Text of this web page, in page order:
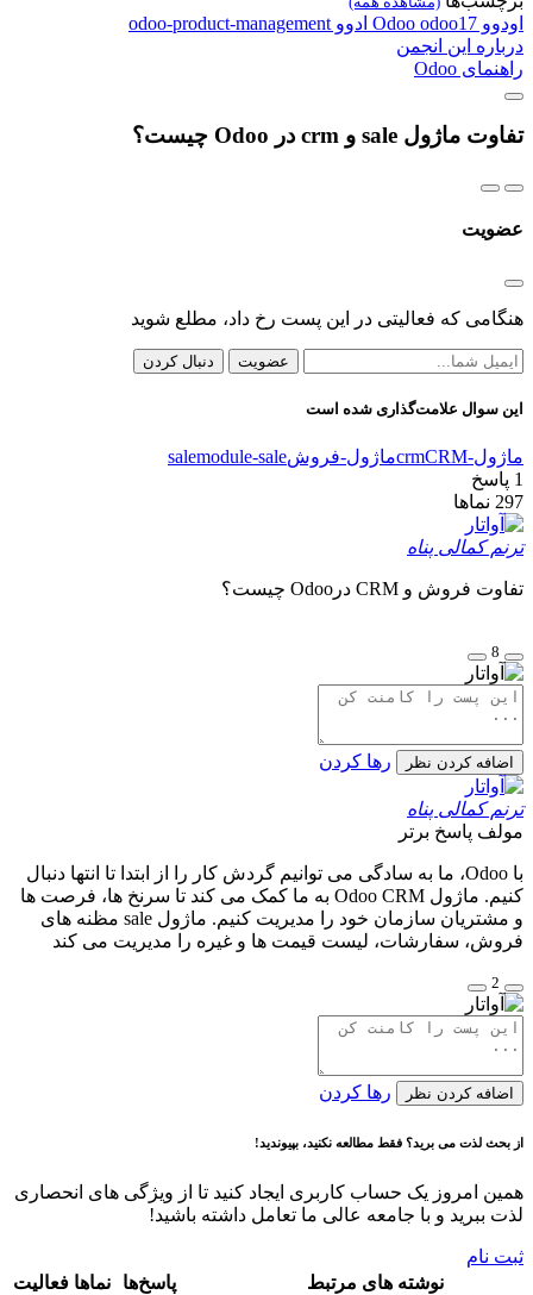
اودوو Odoo odoo17 ادوو odoo-product-management
درباره این انجمن
راهنمای Odoo
تفاوت ماژول sale و crm در Odoo چیست؟
عضویت
هنگامی که فعالیتی در این پست رخ داد، مطلع شوید
عضویت دنبال کردن
این سوال علامت‌گذاری شده است
ماژول-crmCRM ماژول-فروش salemodule-sale
1 پاسخ
297 نماها
ترنم کمالی پناه
تفاوت فروش و CRM درOdoo چیست؟
8
اضافه کردن نظر رها کردن
ترنم کمالی پناه
مولف پاسخ برتر
با Odoo، ما به سادگی می توانیم گردش کار را از ابتدا تا انتها دنبال
کنیم. ماژول Odoo CRM به ما کمک می کند تا سرنخ ها، فرصت ها
و مشتریان سازمان خود را مدیریت کنیم. ماژول sale مظنه های
فروش، سفارشات، لیست قیمت ها و غیره را مدیریت می کند
2
اضافه کردن نظر رها کردن
از بحث لذت می برید؟ فقط مطالعه نکنید، بپیوندید!
همین امروز یک حساب کاربری ایجاد کنید تا از ویژگی های انحصاری
لذت ببرید و با جامعه عالی ما تعامل داشته باشید!
ثبت نام
نوشته های مرتبط
پاسخ‌ها نماها فعالیت